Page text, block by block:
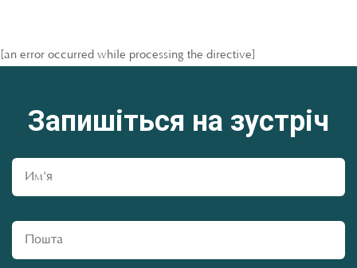
[an error occurred while processing the directive]
Запишіться на зустріч